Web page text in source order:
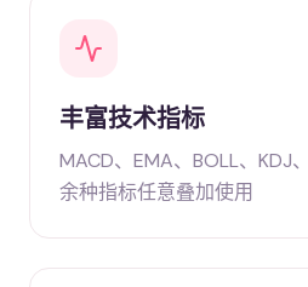
丰富技术指标
MACD、EMA、BOLL、KDJ
余种指标任意叠加使用